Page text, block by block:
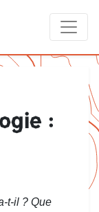
:
t-il ? Que